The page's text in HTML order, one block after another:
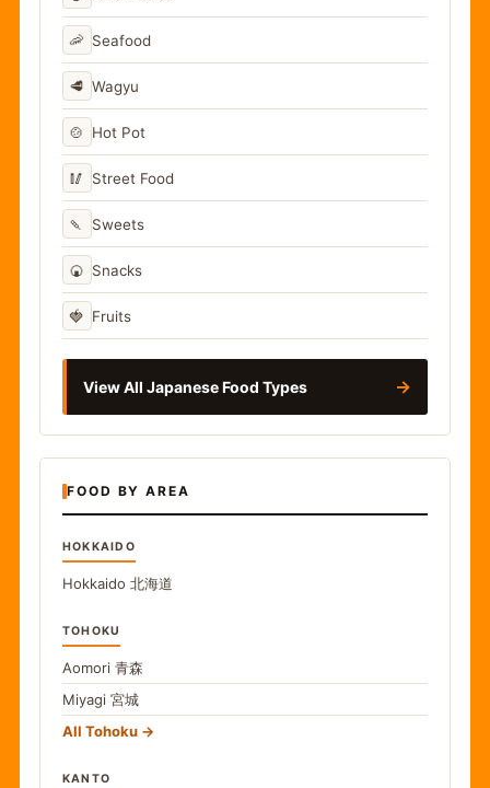
🦐 Seafood
🥩 Wagyu
🍲 Hot Pot
🥢 Street Food
🍡 Sweets
🍘 Snacks
🍓 Fruits
View All Japanese Food Types →
FOOD BY AREA
HOKKAIDO
Hokkaido 北海道
TOHOKU
Aomori 青森
Miyagi 宮城
All Tohoku
KANTO